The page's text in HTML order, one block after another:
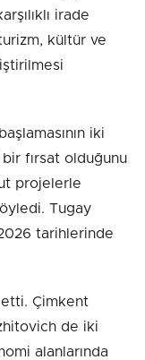
irade
kültür ve
iki
fırsat olduğunu
projelerle
Tugay
tarihlerinde
etti. Çimkent
de iki
alanlarında